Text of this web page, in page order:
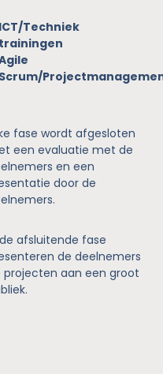
ICT/Techniek
trainingen
Scrum/
fase wordt afgesloten
een evaluatie met de
en een
door de
afsluitende fase
de deelnemers
projecten aan een groot